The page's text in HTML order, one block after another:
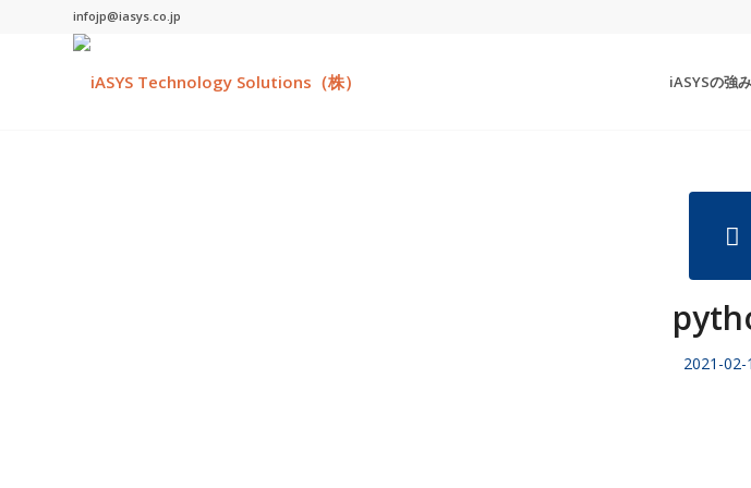
infojp@iasys.co.jp
iASYSの強み
2021-02-